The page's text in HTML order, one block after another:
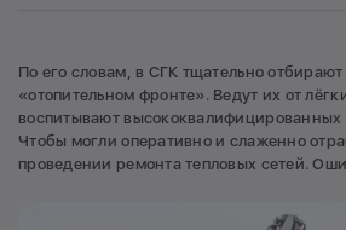
По его словам, в СГК тщательно
«отопительном фронте». Ведут их от
воспитывают высококвалифицированных
Чтобы могли оперативно и слаженно
проведении ремонта тепловых сетей.